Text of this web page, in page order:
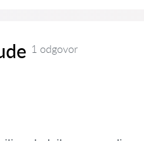
1 odgovor